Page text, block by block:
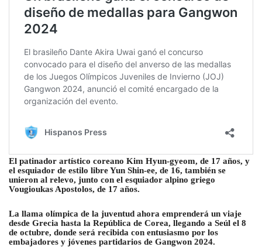
El patinador artístico coreano Kim Hyun-gyeom, de 17 años, y
el esquiador de estilo libre Yun Shin-ee, de 16, también se
unieron al relevo, junto con el esquiador alpino griego
Vougioukas Apostolos, de 17 años.
La llama olímpica de la juventud ahora emprenderá un viaje
desde Grecia hasta la República de Corea, llegando a Seúl el 8
de octubre, donde será recibida con entusiasmo por los
embajadores y jóvenes partidarios de Gangwon 2024.